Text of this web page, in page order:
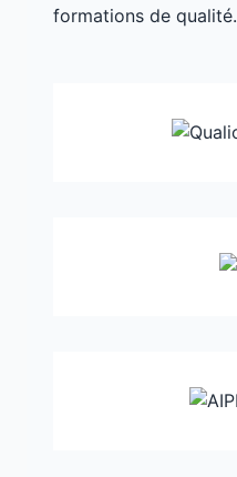
formations de qualité.